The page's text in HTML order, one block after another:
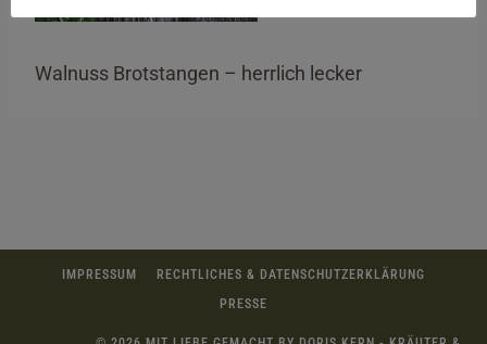
Walnuss Brotstangen – herrlich lecker
IMPRESSUM
RECHTLICHES & DATENSCHUTZERKLÄRUNG
PRESSE